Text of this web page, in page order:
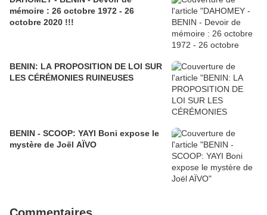
mémoire : 26 octobre 1972 - 26
octobre 2020 !!!
BENIN: LA PROPOSITION DE LOI SUR
LES CÉRÉMONIES RUINEUSES
BENIN - SCOOP: YAYI Boni expose le
mystère de Joël AÏVO